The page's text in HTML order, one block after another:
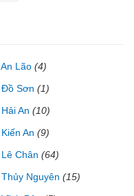
An Lão (4)
Đồ Sơn (1)
Hải An (10)
Kiến An (9)
Lê Chân (64)
Thủy Nguyên (15)